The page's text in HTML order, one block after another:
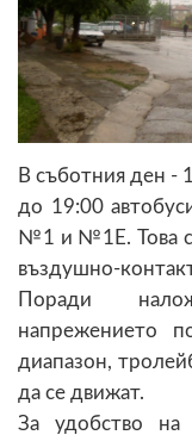
В съботния ден -
до 19:00
№1 и №1Е. Това
въздушно-
Поради
напрежението
диапазон,
да се движат.
За удобство на